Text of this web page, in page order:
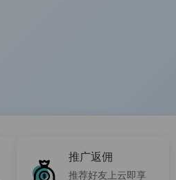
推广返佣
推荐好友上云即享